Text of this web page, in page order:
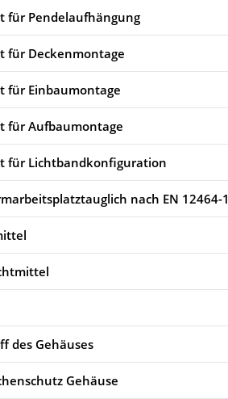
für Pendelaufhängung
für Deckenmontage
für Einbaumontage
für Aufbaumontage
für Lichtbandkonfiguration
nach EN 12464-1
des Gehäuses
Gehäuse